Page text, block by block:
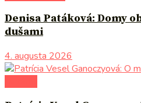
Denisa Patáková: Domy
dušami
4. augusta 2026